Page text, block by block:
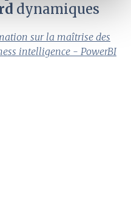
dynamiques
sur la maîtrise des
intelligence - PowerBI